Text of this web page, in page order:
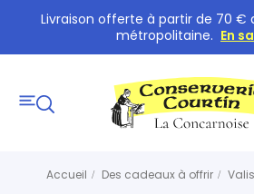
Livraison offerte à partir de 70 €
métropolitaine. En
Accueil Des cadeaux à offrir